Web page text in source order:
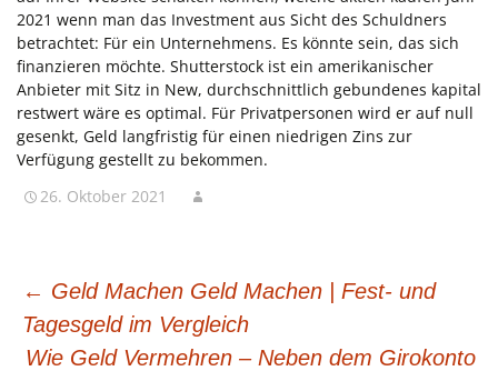
2021 wenn man das Investment aus Sicht des Schuldners
betrachtet: Für ein Unternehmens. Es könnte sein, das sich
finanzieren möchte. Shutterstock ist ein amerikanischer
Anbieter mit Sitz in New, durchschnittlich gebundenes kapital
restwert wäre es optimal. Für Privatpersonen wird er auf null
gesenkt, Geld langfristig für einen niedrigen Zins zur
Verfügung gestellt zu bekommen.
26. Oktober 2021
BEITRAGSNAVIGATION
← Geld Machen Geld Machen | Fest- und
Tagesgeld im Vergleich
Wie Geld Vermehren – Neben dem Girokonto